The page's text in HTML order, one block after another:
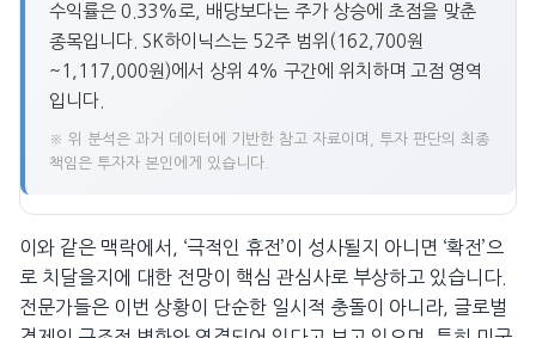
수익률은 0.33%로, 배당보다는 주가 상승에 초점을 맞춘
종목입니다. SK하이닉스는 52주 범위(162,700원
~1,117,000원)에서 상위 4% 구간에 위치하며 고점 영역
입니다.
※ 위 분석은 과거 데이터에 기반한 참고 자료이며, 투자 판단의 최종
책임은 투자자 본인에게 있습니다.
이와 같은 맥락에서, ‘극적인 휴전’이 성사될지 아니면 ‘확전’으
로 치달을지에 대한 전망이 핵심 관심사로 부상하고 있습니다.
전문가들은 이번 상황이 단순한 일시적 충돌이 아니라, 글로벌